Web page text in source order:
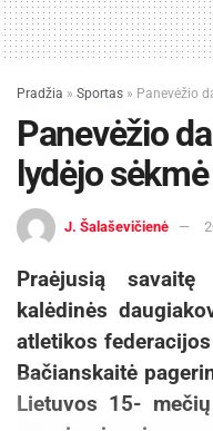
Pradžia » Sportas » Panevėžio
Panevėžio
lydėjo sėkmė
J. Šalaševičienė
Praėjusią
kalėdinės
atletikos
Bačianskaitė
Lietuvos 15-